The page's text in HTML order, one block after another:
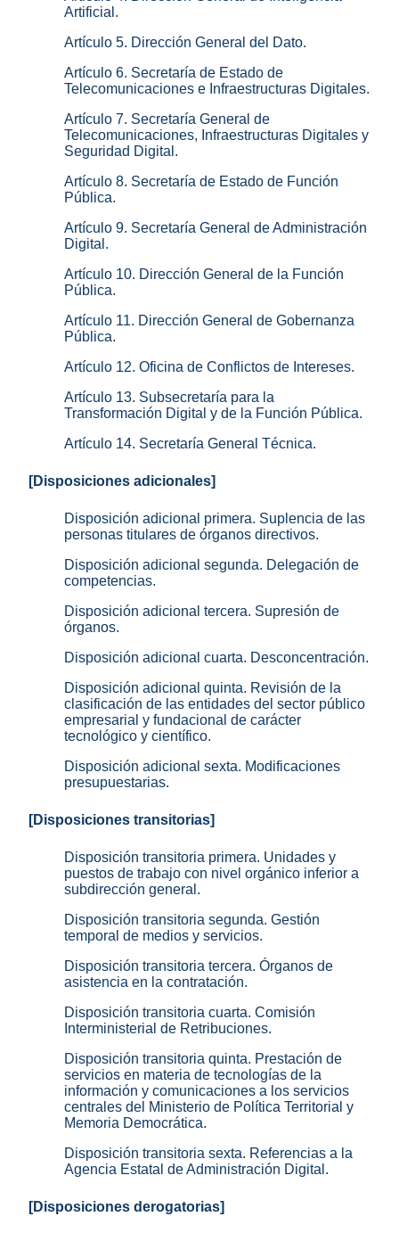
Artificial.
Artículo 5. Dirección General del Dato.
Artículo 6. Secretaría de Estado de
Telecomunicaciones e Infraestructuras Digitales.
Artículo 7. Secretaría General de
Telecomunicaciones, Infraestructuras Digitales y
Seguridad Digital.
Artículo 8. Secretaría de Estado de Función
Pública.
Artículo 9. Secretaría General de Administración
Digital.
Artículo 10. Dirección General de la Función
Pública.
Artículo 11. Dirección General de Gobernanza
Pública.
Artículo 12. Oficina de Conflictos de Intereses.
Artículo 13. Subsecretaría para la
Transformación Digital y de la Función Pública.
Artículo 14. Secretaría General Técnica.
[Disposiciones adicionales]
Disposición adicional primera. Suplencia de las
personas titulares de órganos directivos.
Disposición adicional segunda. Delegación de
competencias.
Disposición adicional tercera. Supresión de
órganos.
Disposición adicional cuarta. Desconcentración.
Disposición adicional quinta. Revisión de la
clasificación de las entidades del sector público
empresarial y fundacional de carácter
tecnológico y científico.
Disposición adicional sexta. Modificaciones
presupuestarias.
[Disposiciones transitorias]
Disposición transitoria primera. Unidades y
puestos de trabajo con nivel orgánico inferior a
subdirección general.
Disposición transitoria segunda. Gestión
temporal de medios y servicios.
Disposición transitoria tercera. Órganos de
asistencia en la contratación.
Disposición transitoria cuarta. Comisión
Interministerial de Retribuciones.
Disposición transitoria quinta. Prestación de
servicios en materia de tecnologías de la
información y comunicaciones a los servicios
centrales del Ministerio de Política Territorial y
Memoria Democrática.
Disposición transitoria sexta. Referencias a la
Agencia Estatal de Administración Digital.
[Disposiciones derogatorias]